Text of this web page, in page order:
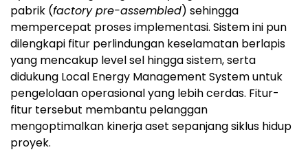
pabrik (factory pre-assembled) sehingga
mempercepat proses implementasi. Sistem ini pun
dilengkapi fitur perlindungan keselamatan berlapis
yang mencakup level sel hingga sistem, serta
didukung Local Energy Management System untuk
pengelolaan operasional yang lebih cerdas. Fitur-
fitur tersebut membantu pelanggan
mengoptimalkan kinerja aset sepanjang siklus hidup
proyek.